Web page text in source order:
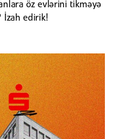
öz evlərini tikməyə
İzah edirik!